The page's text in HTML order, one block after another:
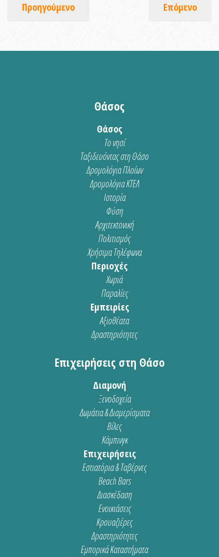
Προηγούμενο Επόμενο
Θάσος
Θάσος
Το νησί
Ταξιδευόντας στη Θάσο
Δρομολόγια Πλοίων
Δρομολόγια ΚΤΕΛ
Ιστορία
Φύση
Αρχιτεκτονική
Πολιτισμός
Χρήσιμα Τηλέφωνα
Περιοχές
Χωριά
Παραλίες
Εμπειρίες
Αξιοθέατα
Δραστηριότητες
Επιχειρήσεις στη Θάσο
Διαμονή
Ξενοδοχεία
Δωμάτια & Διαμερίσματα
Βίλες
Κάμπινγκ
Επιχειρήσεις
Εστιατόρια & Ταβέρνες
Beach Bars
Διασκέδαση
Ενοικιάσεις
Κρουαζιέρες
Δραστηριότητες
Εμπορικά Καταστήματα